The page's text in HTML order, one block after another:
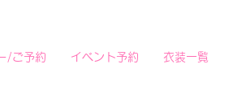
/ご予約 イベント予約 衣装一覧